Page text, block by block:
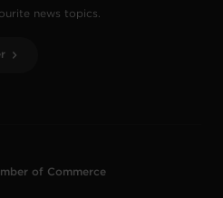
news topics.
of Commerce